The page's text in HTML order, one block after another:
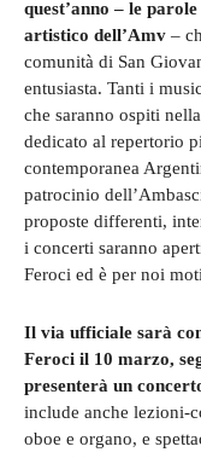
quest’anno – le
artistico dell’Amv –
comunità di San
entusiasta. Tanti i
che saranno ospiti
dedicato al repertorio
contemporanea
patrocinio
proposte differenti,
i concerti saranno
Feroci ed è per noi
Il via ufficiale sarà
Feroci il 10 marzo,
presenterà un
include anche lezioni-
oboe e organo, e